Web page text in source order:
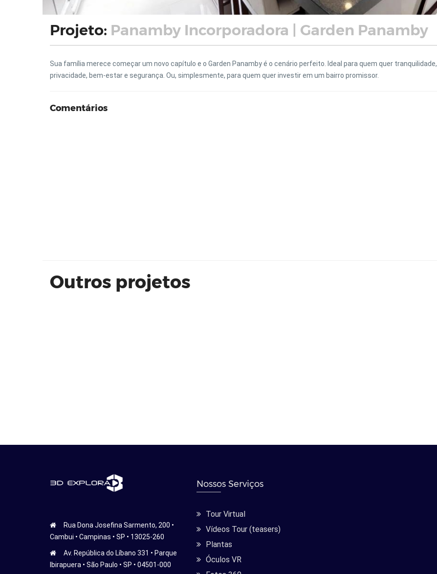
Projeto: Panamby Incorporadora | Garden Panamby
Sua família merece começar um novo capítulo e o Garden Panamby é o cenário perfeito. Ideal para quem quer tranquilidade,
privacidade, bem-estar e segurança. Ou, simplesmente, para quem quer investir em um bairro promissor.
Comentários
Outros projetos
Rua Dona Josefina Sarmento, 200 •
Cambui • Campinas • SP • 13025-260
Av. República do Líbano 331 • Parque
Ibirapuera • São Paulo • SP • 04501-000
Nossos Serviços
Tour Virtual
Vídeos Tour (teasers)
Plantas
Óculos VR